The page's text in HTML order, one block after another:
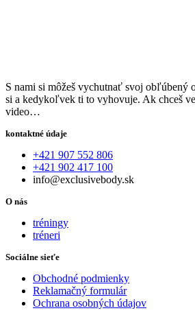
S nami si môžeš vychutnať svoj obľúbený
si a kedykoľvek ti to vyhovuje. Ak chceš
video…
kontaktné údaje
+421 907 552 806
+421 902 417 100
info@exclusivebody.sk
O nás
tréningy
tréneri
Sociálne sieťe
Obchodné podmienky
Reklamačný formulár
Ochrana osobných údajov